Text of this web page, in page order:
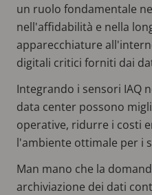
un ruolo fondamentale
nell'affidabilità e nella
apparecchiature
digitali critici forniti dai
Integrando i sensori IAQ
data center possono
operative, ridurre i costi
l'ambiente ottimale per i
Man mano che la
archiviazione dei dati